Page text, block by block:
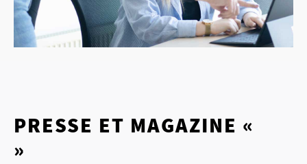
PRESSE ET MAGAZINE «
»